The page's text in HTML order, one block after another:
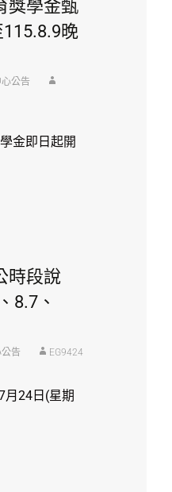
獎學金甄
晚
心公告
金即日起開
時段說
8.7、
公告 EG9424
月24日(星期